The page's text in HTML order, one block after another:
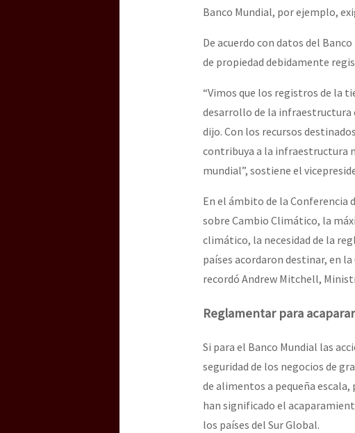
Banco Mundial, por ejemplo,
De acuerdo con datos del
de propiedad debidamente
“Vimos que los registros de la
desarrollo de la infraestructura
dijo. Con los recursos
contribuya a la infraestructura
mundial”, sostiene el
En el ámbito de la Conferencia
sobre Cambio Climático, la
climático, la necesidad de la
países acordaron destinar, en
recordó Andrew Mitchell,
Reglamentar para acaparar
Si para el Banco Mundial las
seguridad de los negocios de
de alimentos a pequeña
han significado el
los países del Sur Global.